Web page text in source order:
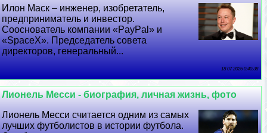
Илон Маск – инженер, изобретатель,
предприниматель и инвестор.
Сооснователь компании «PayPal» и
«SpaceX». Председатель совета
директоров, генеральный...
18 07 2026 0:40:38
Лионель Месси - биография, личная жизнь, фото
Лионель Месси считается одним из самых
лучших футболистов в истории футбола.